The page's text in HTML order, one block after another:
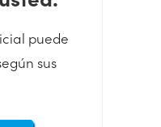
puede
sus